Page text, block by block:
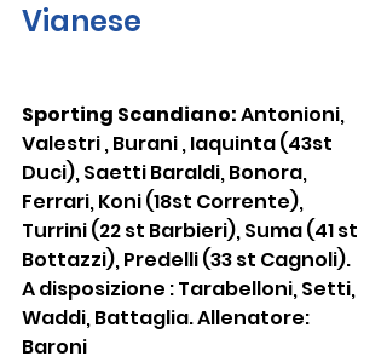
Vianese
Sporting Scandiano: Antonioni,
Valestri , Burani , Iaquinta (43st
Duci), Saetti Baraldi, Bonora,
Ferrari, Koni (18st Corrente),
Turrini (22 st Barbieri), Suma (41 st
Bottazzi), Predelli (33 st Cagnoli).
A disposizione : Tarabelloni, Setti,
Waddi, Battaglia. Allenatore:
Baroni